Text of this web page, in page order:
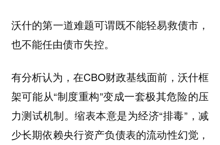
沃什的第一道难题可谓既不能轻易救债市，
也不能任由债市失控。
有分析认为，在CBO财政基线面前，沃什框
架可能从“制度重构”变成一套极其危险的压
力测试机制。缩表本意是为经济“排毒”，减
少长期依赖央行资产负债表的流动性幻觉，